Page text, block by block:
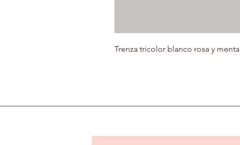
Trenza tricolor blanco rosa y menta